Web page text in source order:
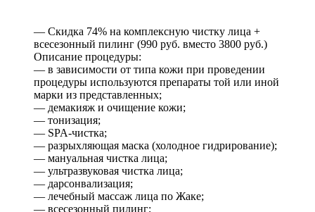
— Скидка 74% на комплексную чистку лица +
всесезонный пилинг (990 руб. вместо 3800 руб.)
Описание процедуры:
— в зависимости от типа кожи при проведении
процедуры используются препараты той или иной
марки из представленных;
— демакияж и очищение кожи;
— тонизация;
— SPA-чистка;
— разрыхляющая маска (холодное гидрирование);
— мануальная чистка лица;
— ультразвуковая чистка лица;
— дарсонвализация;
— лечебный массаж лица по Жаке;
— всесезонный пилинг;